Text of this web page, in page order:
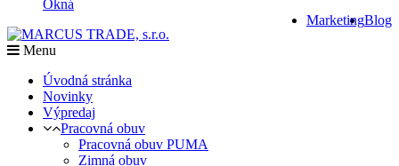
Okná
Blog
Marketing
Menu
Úvodná stránka
Novinky
Výpredaj
Pracovná obuv
Pracovná obuv PUMA
Zimná obuv